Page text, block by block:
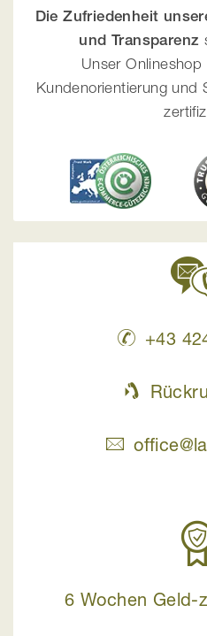
Die Zufriedenheit
und Transparenz
Unser
Kundenorientierung und
+43
6 Wochen Geld-